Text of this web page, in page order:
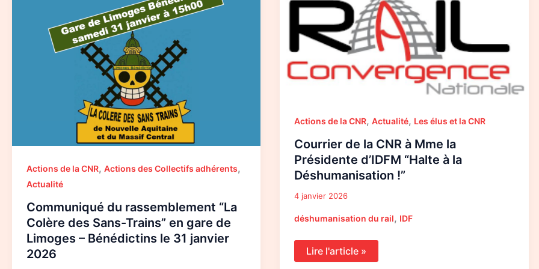
Actions de la CNR, Actions des Collectifs adhérents,
Actualité
Communiqué du rassemblement “La
Colère des Sans-Trains” en gare de
Limoges – Bénédictins le 31 janvier
2026
Colère
des
Sans-
Trains”
Bénédictins
2026
Actions de la CNR,Actualité, Les élus et la CNR
Courrier de la CNR à Mme la
Présidente d’IDFM “Halte à la
Déshumanisation !”
4 janvier 2026
déshumanisation du rail, IDF
CNR
Mme
la
Présidente
d’IDFM
“Halte
à
Lire l'article »